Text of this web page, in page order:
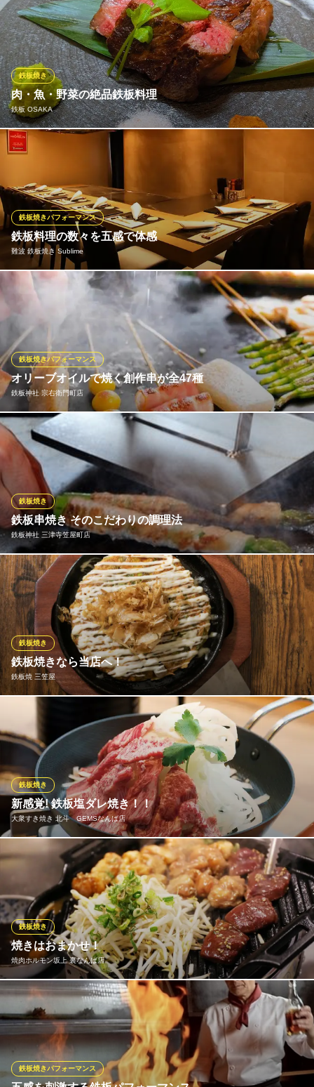
大阪府大阪市中央区難波1-4-6 ミフネ難波ビル1F
くわは、田畑を耕すための道具の鍬のこと、昔、野鳥を鍬の上に
置いて焼いて食べたと言われています。串イッカでは、焼くだけ
でなく、蒸す、揚げる、炙るなど様々な調理法を用いて1本の串に
仕上げます。
大阪串焼 串イッカ 難波店
難波で旨い串焼・くわ焼
南海本線難波駅 徒歩3分
大阪府大阪市中央区難波千日前13-18 宮本ビル1F
肉・魚・野菜の絶品鉄板料理
鉄板 OSAKA
鉄板焼き
美味しい肉・魚・野菜を気軽に楽しんでいただきたい！お得に食
べていただきたい！夜遅い時間でも食べられる！そんなお店を目
指し『鉄板OSAKA』をオープンしました♪リーズナブルで美味し
い鉄板料理をぜひお楽しみください！！
鉄板 OSAKA
カジュアルな鉄板料理
近鉄難波線大阪難波駅 徒歩6分
大阪府大阪市中央区宗右衛門町6-26
鉄板料理の数々を五感で体感
難波 鉄板焼き Sublime
鉄板焼きパフォーマンス
目の前で仕立て上げられる鉄板料理の数々を五感で味わいシェフ
の技に目を奪われ、会話を楽しみながら、香りや音までも味わえ
る臨場感を体感ください。会食や接待など様々なシーンに最適な
完全個室もご用意
難波 鉄板焼き Sublime
ミシュラン獲得店が出店
大阪メトロ千日前線なんば駅 徒歩1分
大阪府大阪市中央区難波3-4-13 味わいばしビル6F
オリーブオイルで焼く創作串が全47種
鉄板神社 宗右衛門町店
鉄板焼きパフォーマンス
鉄板神社の創作串は、ピュアオリーブオイルを用いて鉄板で焼く
“くわ焼き” スタイルで、誇りを持った鉄板焼き職人達の洗練され
た『鉄板マジック』をカウンター席でお楽しみください。また、
新鮮な食材の持ち味や風味を最大限に引き出し、アッツアツでご
提供いたします。全４７種の一串一串を心を込めてお届けいたし
ます！
鉄板神社 宗右衛門町店
ミナミの人気店鉄板串焼
大阪メトロ御堂筋線なんば駅 徒歩5分
大阪府大阪市中央区心斎橋筋2-3-14
鉄板串焼き そのこだわりの調理法
鉄板神社 三津寺笠屋町店
鉄板焼き
温度管理された鉄板の上で、毎日市場から仕入れる最高の食材
を、熟練の焼き手がそれぞれの食材に合わせて、焼き加減、塩加
減等、独特の仕上げをし、こだわりの調理方法で焼き上げ、アッ
ツアツの最高の状態で提供させていただきます！ バージンオリー
ブオイルを100％使用しており、あっさり召し上がって頂いており
ます。
鉄板神社 三津寺笠屋町店
大阪メトロ御堂筋線心斎橋駅6番出口 徒歩6分
大阪府大阪市中央区宗右衛門町6-2 ジュノン笠屋町ビル1F
鉄板焼きなら当店へ！
鉄板焼 三笠屋
鉄板焼き
老舗金物屋を経営するオーナーが作る鉄板料理は絶品！当店来店
時は注文必須です◎ また食べたくなる鉄板焼きの香ばしい風味の
お料理の数々。ふと思い出してまた来たいと思って頂けることで
しょう♪
鉄板焼 三笠屋
鉄板ステーキと牡蠣
近鉄難波線大阪難波駅 徒歩3分
大阪府大阪市中央区難波千日前14-3
新感覚! 鉄板塩ダレ焼き！！
大衆すき焼き 北斗 GEMSなんば店
鉄板焼き
すき焼きとはまた違った味わいで、ジュワ～ッと香ばしい旨さを
存分に！上質肉のお肉の甘さと旨み、上質な脂と絡んで極ウマな
玉ねぎとハーモニーに絶舌！！
※こちらは夜のみのこだわりです。
大衆すき焼き 北斗 GEMSなんば店
すき焼きダイニング
大阪メトロ御堂筋線なんば駅 徒歩1分
大阪府大阪市中央区難波3-7-19 GEMSなんば7F
焼きはおまかせ！
焼肉ホルモン坂上 裏なんば店
鉄板焼き
ご希望の焼き加減をぜひスタッフまで！当店では最適な焼き加減
で味わっていただきたいので、スタッフが1枚1枚丁寧に焼き上げ
ます♪うっかり焦げてしまった！なんてことはないので、ゆっくり
と会話とお酒をお楽しみください♪
焼肉ホルモン坂上 裏なんば店
鉄板焼きパフォーマンス